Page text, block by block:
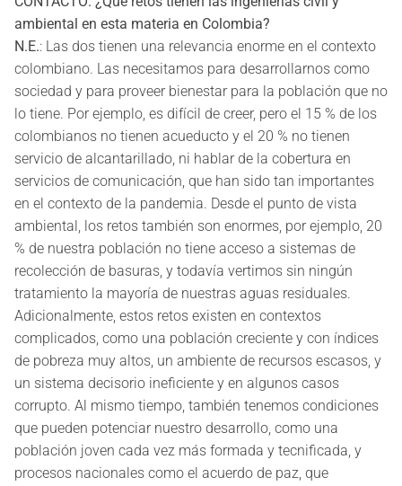
ambiental en esta materia en Colombia?
N.E.: Las dos tienen una relevancia enorme en el contexto
colombiano. Las necesitamos para desarrollarnos como
sociedad y para proveer bienestar para la población que no
lo tiene. Por ejemplo, es difícil de creer, pero el 15 % de los
colombianos no tienen acueducto y el 20 % no tienen
servicio de alcantarillado, ni hablar de la cobertura en
servicios de comunicación, que han sido tan importantes
en el contexto de la pandemia. Desde el punto de vista
ambiental, los retos también son enormes, por ejemplo, 20
% de nuestra población no tiene acceso a sistemas de
recolección de basuras, y todavía vertimos sin ningún
tratamiento la mayoría de nuestras aguas residuales.
Adicionalmente, estos retos existen en contextos
complicados, como una población creciente y con índices
de pobreza muy altos, un ambiente de recursos escasos, y
un sistema decisorio ineficiente y en algunos casos
corrupto. Al mismo tiempo, también tenemos condiciones
que pueden potenciar nuestro desarrollo, como una
población joven cada vez más formada y tecnificada, y
procesos nacionales como el acuerdo de paz, que